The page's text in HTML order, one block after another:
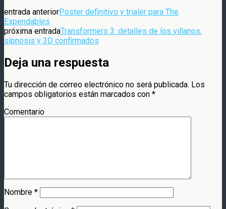
entrada anteriorPoster definitivo y trialer para The
Expendables
próxima entradaTransformers 3: detalles de los villanos,
sipnosis y 3D confirmados
Deja una respuesta
Tu dirección de correo electrónico no será publicada. Los
campos obligatorios están marcados con *
Comentario
Nombre *